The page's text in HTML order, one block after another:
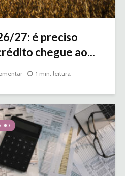
27: é preciso
chegue ao...
1 min. leitura